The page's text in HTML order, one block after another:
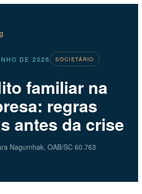
DE 2026 SOCIETÁRIO
familiar na
regras
antes da crise
Nagurnhak, OAB/SC 60.763